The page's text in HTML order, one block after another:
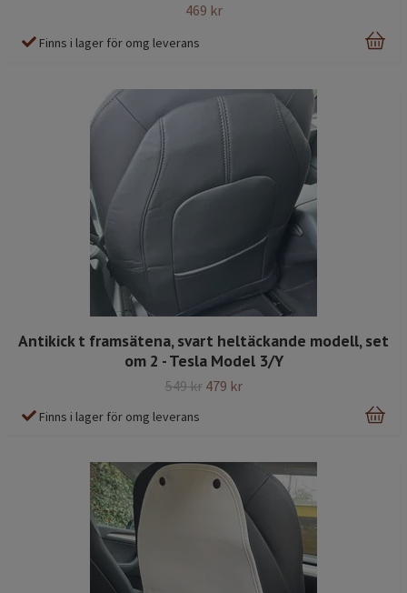
469 kr
Finns i lager för omg leverans
Antikick t framsätena, svart heltäckande modell, set
om 2 - Tesla Model 3/Y
549 kr 479 kr
Finns i lager för omg leverans